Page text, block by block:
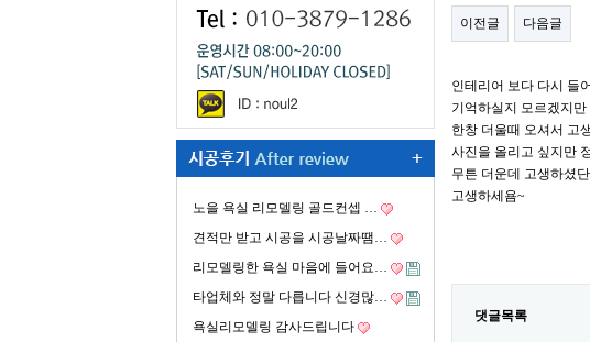
노을 욕실 리모델링 골드컨셉 …
견적만 받고 시공을 시공날짜땜…
리모델링한 욕실 마음에 들어요…
타업체와 정말 다릅니다 신경많…
욕실리모델링 감사드립니다
이전글 다음글
인테리어 보다 다시 들
기억하실지 모르겠지
한창 더울때 오셔서 고
사진을 올리고 싶지만
무튼 더운데 고생하셨
고생하세욤~
댓글목록